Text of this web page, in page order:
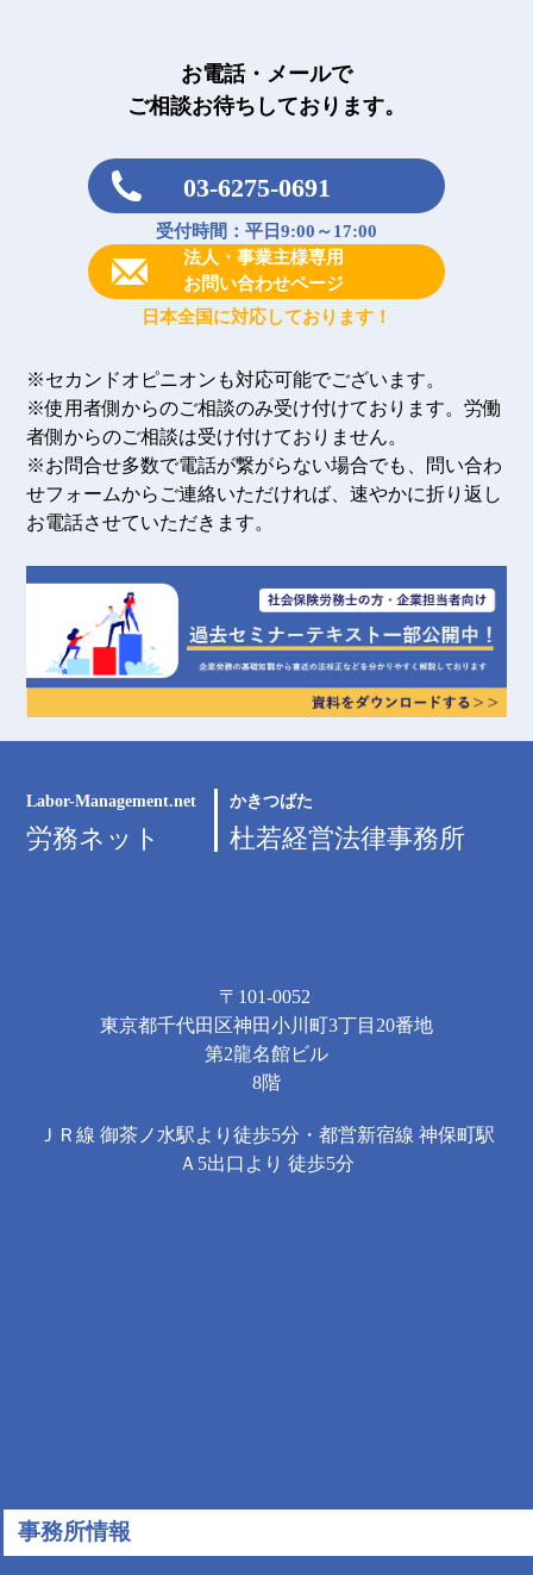
お電話・メールで
ご相談お待ちしております。
03-6275-0691
受付時間：平日9:00～17:00
法人・事業主様専用
お問い合わせページ
日本全国に対応しております！
※セカンドオピニオンも対応可能でございます。
※使用者側からのご相談のみ受け付けております。労働
者側からのご相談は受け付けておりません。
※お問合せ多数で電話が繋がらない場合でも、問い合わ
せフォームからご連絡いただければ、速やかに折り返し
お電話させていただきます。
Labor-Management.net
労務ネット
かきつばた
杜若経営法律事務所
〒101-0052
東京都千代田区神田小川町3丁目20番地
第2龍名館ビル
8階
ＪＲ線 御茶ノ水駅より徒歩5分・都営新宿線 神保町駅
Ａ5出口より 徒歩5分
事務所情報